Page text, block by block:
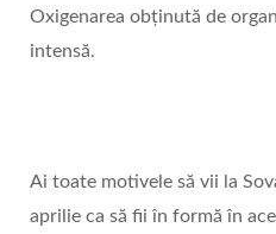
Oxigenarea obținută de
intensă.
Ai toate motivele să vii la
aprilie ca să fii în formă în